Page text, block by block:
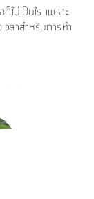
ไม่เป็นไร เพราะ
ลาสำหรับการทำ